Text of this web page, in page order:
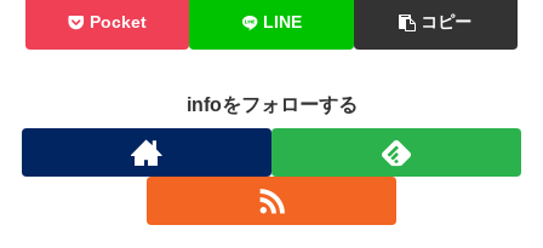
Pocket LINE コピー
infoをフォローする